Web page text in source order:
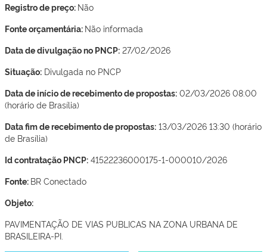
Registro de preço: Não
Fonte orçamentária: Não informada
Data de divulgação no PNCP: 27/02/2026
Situação: Divulgada no PNCP
Data de início de recebimento de propostas: 02/03/2026 08:00
(horário de Brasília)
Data fim de recebimento de propostas: 13/03/2026 13:30 (horário
de Brasília)
Id contratação PNCP: 41522236000175-1-000010/2026
Fonte: BR Conectado
Objeto:
PAVIMENTAÇÃO DE VIAS PUBLICAS NA ZONA URBANA DE
BRASILEIRA-PI.